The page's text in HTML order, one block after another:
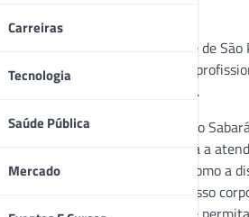
Carreiras
Tecnologia
Saúde Pública
Mercado
realizada pela Universidade de
se conectarem com outros
para a sua capacitação.
esse movimento de inovação, o
pediátricas, vem colaborar para a
Sabará Hospital Infantil, bem como a
de levar toda a expertise de nosso